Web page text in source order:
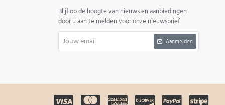
Blijf op de hoogte van nieuws en aanbiedingen
door u aan te melden voor onze nieuwsbrief
email
Aanmelden